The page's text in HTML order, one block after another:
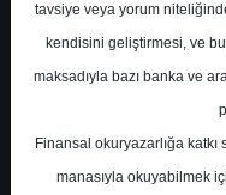
1
vakif-yatirim-
tavsiye veya yorum
kendisini geliştirmesi, ve bu
maksadıyla bazı banka ve
Finansal okuryazarlığa katkı
manasıyla okuyabilmek